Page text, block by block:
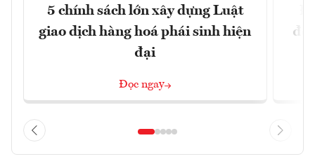
5 chính sách lớn xây dựng Luật
giao dịch hàng hoá phái sinh hiện
đại
Đọc ngay